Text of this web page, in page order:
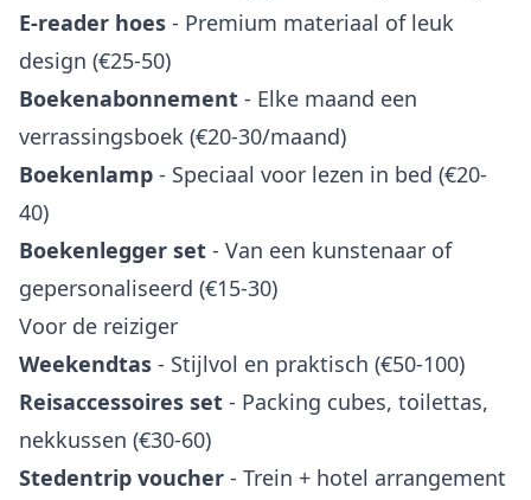
E-reader hoes - Premium materiaal of leuk
design (€25-50)
Boekenabonnement - Elke maand een
verrassingsboek (€20-30/maand)
Boekenlamp - Speciaal voor lezen in bed (€20-
40)
Boekenlegger set - Van een kunstenaar of
gepersonaliseerd (€15-30)
Voor de reiziger
Weekendtas - Stijlvol en praktisch (€50-100)
Reisaccessoires set - Packing cubes, toilettas,
nekkussen (€30-60)
Stedentrip voucher - Trein + hotel arrangement